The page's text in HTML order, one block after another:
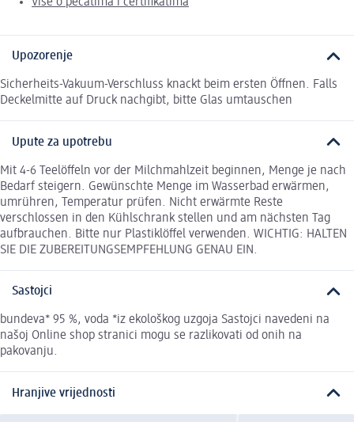
Upozorenje
Sicherheits-Vakuum-Verschluss knackt beim ersten Öffnen. Falls
Deckelmitte auf Druck nachgibt, bitte Glas umtauschen
Upute za upotrebu
Mit 4-6 Teelöffeln vor der Milchmahlzeit beginnen, Menge je nach
Bedarf steigern. Gewünschte Menge im Wasserbad erwärmen,
umrühren, Temperatur prüfen. Nicht erwärmte Reste
verschlossen in den Kühlschrank stellen und am nächsten Tag
aufbrauchen. Bitte nur Plastiklöffel verwenden. WICHTIG: HALTEN
SIE DIE ZUBEREITUNGSEMPFEHLUNG GENAU EIN.
Sastojci
bundeva* 95 %, voda *iz ekološkog uzgoja Sastojci navedeni na
našoj Online shop stranici mogu se razlikovati od onih na
pakovanju.
Hranjive vrijednosti